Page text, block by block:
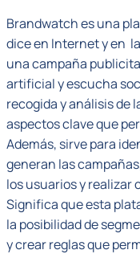
Brandwatch es una
dice en Internet y en
una campaña
artificial y escucha
recogida y análisis de
aspectos clave que
Además, sirve para
generan las
los usuarios y realizar
Significa que esta
la posibilidad de
y crear reglas que